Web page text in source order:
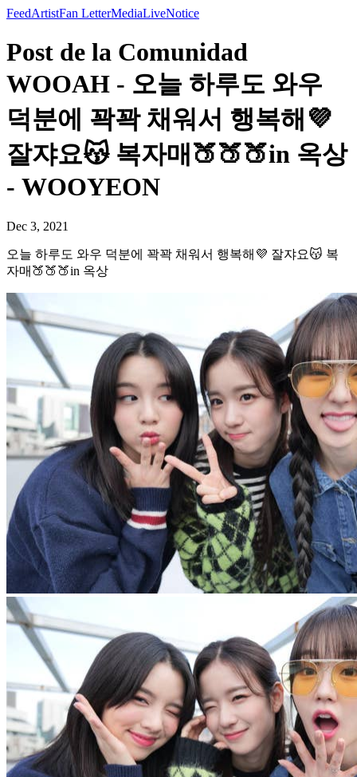
FeedArtistFan LetterMediaLiveNotice
Post de la Comunidad
WOOAH - 오늘 하루도 와우
덕분에 꽉꽉 채워서 행복해💜
잘쟈요😽 복자매🍑🍑🍑in 옥상
- WOOYEON
Dec 3, 2021
오늘 하루도 와우 덕분에 꽉꽉 채워서 행복해💜 잘쟈요😽 복
자매🍑🍑🍑in 옥상